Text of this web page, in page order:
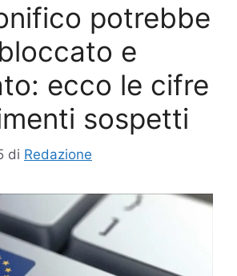
potrebbe
e
ecco le cifre
sospetti
di Redazione